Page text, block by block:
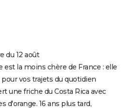
du 12 août
la moins chère de France : elle
vos trajets du quotidien
une friche du Costa Rica avec
d'orange. 16 ans plus tard,